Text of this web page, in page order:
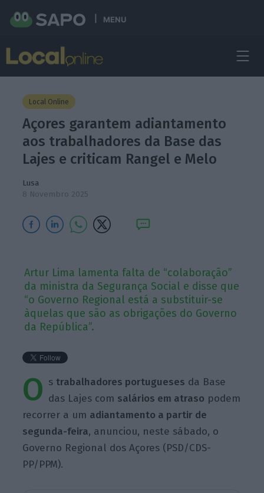
MENU
Local Online
Açores garantem adiantamento
aos trabalhadores da Base das
Lajes e criticam Rangel e Melo
Lusa
8 Novembro 2025
Artur Lima lamenta falta de “colaboração”
da ministra da Segurança Social e disse que
“o Governo Regional está a substituir-se
àquelas que são as obrigações do Governo
da República”.
O strabalhadores portugueses da Base
das Lajes com salários em atraso podem
recorrer a um adiantamento a partir de
segunda-feira, anunciou, neste sábado, o
Governo Regional dos Açores (PSD/CDS-
PP/PPM).